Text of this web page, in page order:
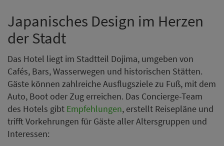
Japanisches Design im Herzen
der Stadt
Das Hotel liegt im Stadtteil Dojima, umgeben von
Cafés, Bars, Wasserwegen und historischen Stätten.
Gäste können zahlreiche Ausflugsziele zu Fuß, mit dem
Auto, Boot oder Zug erreichen. Das Concierge-Team
des Hotels gibt Empfehlungen, erstellt Reisepläne und
trifft Vorkehrungen für Gäste aller Altersgruppen und
Interessen: